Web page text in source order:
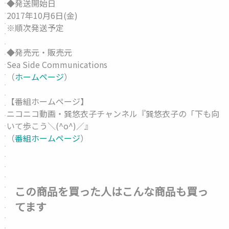
◆発送開始日
2017年10月6日(金)
※順次発送予定
◆発売元・販売元
Sea Side Communications
（ホームページ）
【番組ホームページ】
ニコニコ動画・巽悠衣子チャンネル『巽悠衣子の「下も向
いて歩こう＼(^o^)／』
（番組ホームページ）
この商品を買った人はこんな商品も買っ
てます